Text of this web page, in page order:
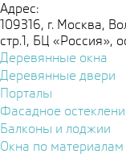
Адрес:
109316, г. Москва,
стр.1, БЦ «Россия»,
Деревянные окна
Деревянные двери
Порталы
Фасадное
Балконы и лоджии
Окна по материалам